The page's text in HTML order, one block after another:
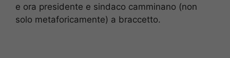
e ora presidente e sindaco camminano (non
solo metaforicamente) a braccetto.